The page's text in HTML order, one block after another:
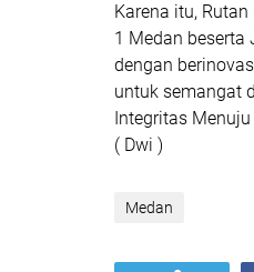
Karena itu,
1 Medan
dengan
untuk semangat
Integritas
( Dwi )
Medan